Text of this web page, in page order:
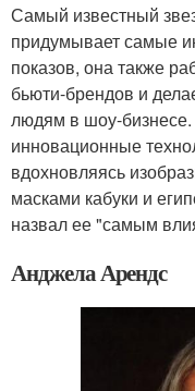
Самый известный
придумывает самые
показов, она также
бьюти-брендов и
людям в шоу-бизнесе.
инновационные
вдохновляясь
масками кабуки и
назвал ее "самым
Анджела Арендс